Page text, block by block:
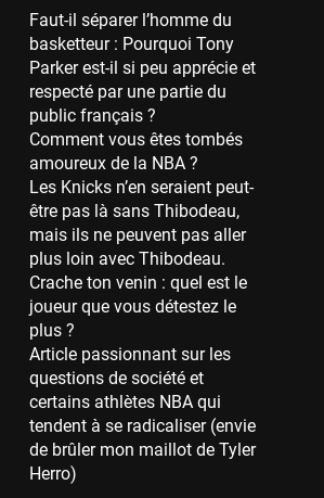
Jeux Olympiques
52 sessions
Atlanta Hawks
45 sessions
Chicago Bulls
41 sessions
Memphis Grizzlies
39 sessions
Cleveland Cavaliers
Orlando Magic
36 sessions
Euroleague
34 sessions
Charlotte Hornets
32 sessions
Faut-il séparer l’homme du
basketteur : Pourquoi Tony
Parker est-il si peu apprécie et
respecté par une partie du
public français ?
Comment vous êtes tombés
amoureux de la NBA ?
Les Knicks n’en seraient peut-
être pas là sans Thibodeau,
mais ils ne peuvent pas aller
plus loin avec Thibodeau.
Crache ton venin : quel est le
joueur que vous détestez le
plus ?
Article passionnant sur les
questions de société et
certains athlètes NBA qui
tendent à se radicaliser (envie
de brûler mon maillot de Tyler
Herro)